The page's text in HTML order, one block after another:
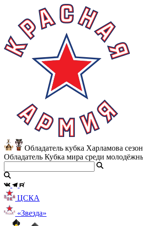
Обладатель кубка Харламова
Обладатель Кубка мира среди
ЦСКА
«Звезда»